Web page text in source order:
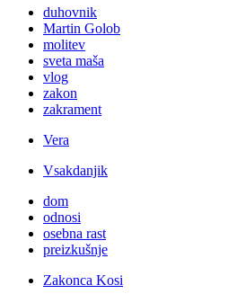
duhovnik
Martin Golob
molitev
sveta maša
vlog
zakon
zakrament
Vera
Vsakdanjik
dom
odnosi
osebna rast
preizkušnje
Zakonca Kosi